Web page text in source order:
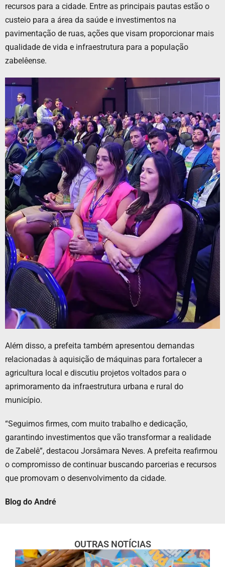
recursos para a cidade. Entre as principais pautas estão o
custeio para a área da saúde e investimentos na
pavimentação de ruas, ações que visam proporcionar mais
qualidade de vida e infraestrutura para a população
zabelêense.
Além disso, a prefeita também apresentou demandas
relacionadas à aquisição de máquinas para fortalecer a
agricultura local e discutiu projetos voltados para o
aprimoramento da infraestrutura urbana e rural do
município.
“Seguimos firmes, com muito trabalho e dedicação,
garantindo investimentos que vão transformar a realidade
de Zabelê”, destacou Jorsâmara Neves. A prefeita reafirmou
o compromisso de continuar buscando parcerias e recursos
que promovam o desenvolvimento da cidade.
Blog do André
OUTRAS NOTÍCIAS